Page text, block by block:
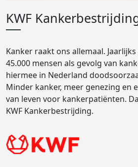
KWF
Kanker raakt ons allemaal.
45.000 mensen als gevolg van
hiermee in Nederland
Minder kanker, meer genezing en
van leven voor kankerpatiënten.
KWF Kankerbestrijding.